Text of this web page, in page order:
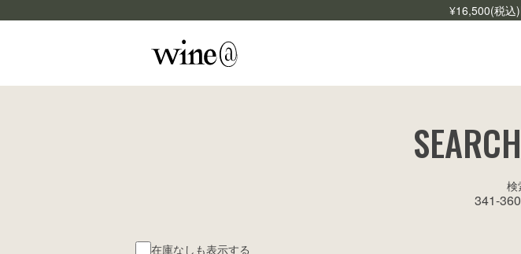
¥16,500(税込
商品検索
検
341-360
在庫なしも表示する